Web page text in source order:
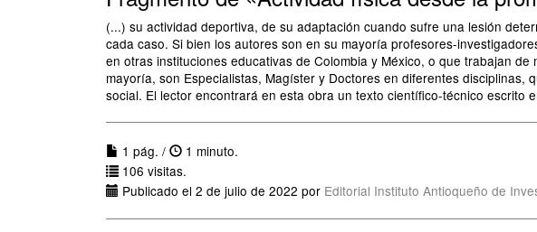
(...) su actividad deportiva, de su adaptación cuando sufre una lesión
cada caso. Si bien los autores son en su mayoría profesores-
en otras instituciones educativas de Colombia y México, o que trabajan
mayoría, son Especialistas, Magíster y Doctores en diferentes
social. El lector encontrará en esta obra un texto científico-técnico escrito
1 pág. /
1 minuto.
106 visitas.
Publicado el 2 de julio de 2022 por Editorial Instituto Antioqueño de